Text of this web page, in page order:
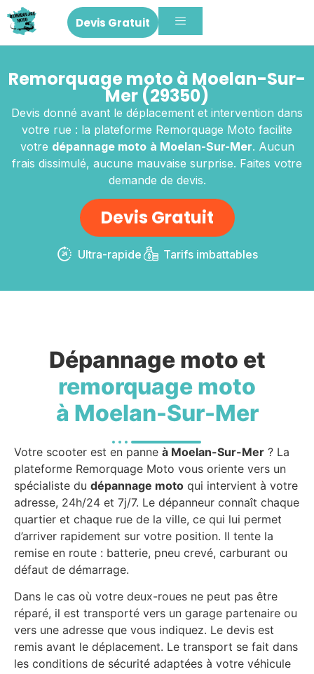
Devis Gratuit
Remorquage moto à Moelan-Sur-
Mer (29350)
Devis donné avant le déplacement et intervention dans
votre rue : la plateforme Remorquage Moto facilite
votre dépannage moto à Moelan-Sur-Mer. Aucun
frais dissimulé, aucune mauvaise surprise. Faites votre
demande de devis.
Devis Gratuit
Ultra-rapide Tarifs imbattables
Dépannage moto et
remorquage moto
à Moelan-Sur-Mer
Votre scooter est en panne à Moelan-Sur-Mer ? La
plateforme Remorquage Moto vous oriente vers un
spécialiste du dépannage moto qui intervient à votre
adresse, 24h/24 et 7j/7. Le dépanneur connaît chaque
quartier et chaque rue de la ville, ce qui lui permet
d’arriver rapidement sur votre position. Il tente la
remise en route : batterie, pneu crevé, carburant ou
défaut de démarrage.
Dans le cas où votre deux-roues ne peut pas être
réparé, il est transporté vers un garage partenaire ou
vers une adresse que vous indiquez. Le devis est
remis avant le déplacement. Le transport se fait dans
les conditions de sécurité adaptées à votre véhicule